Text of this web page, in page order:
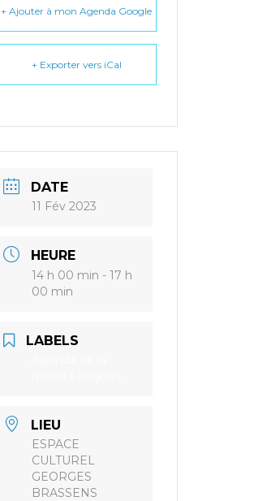
+ Ajouter à mon Agenda Google
+ Exporter vers iCal
DATE
11 Fév 2023
HEURE
14 h 00 min - 17 h
00 min
LABELS
LIEU
ESPACE
CULTUREL
GEORGES
BRASSENS